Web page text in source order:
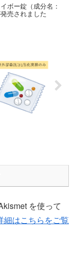
ボー錠（成分名：
売されました
を使って
細はこちらをご覧